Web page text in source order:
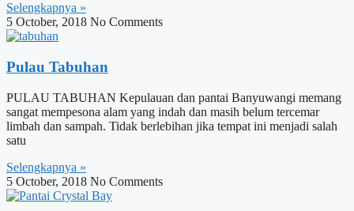
Selengkapnya »
5 October, 2018 No Comments
Pulau Tabuhan
PULAU TABUHAN Kepulauan dan pantai Banyuwangi memang
sangat mempesona alam yang indah dan masih belum tercemar
limbah dan sampah. Tidak berlebihan jika tempat ini menjadi salah
satu
Selengkapnya »
5 October, 2018 No Comments